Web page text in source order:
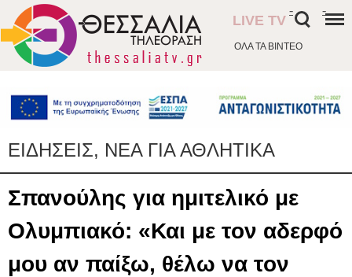
ΟΛΑ ΤΑ ΒΙΝΤΕΟ
LIVE TV
- -
ΕΙΔΗΣΕΙΣ, ΝΕΑ ΓΙΑ ΑΘΛΗΤΙΚΑ
Σπανούλης για ημιτελικό με
Ολυμπιακό: «Και με τον αδερφό
μου αν παίξω, θέλω να τον